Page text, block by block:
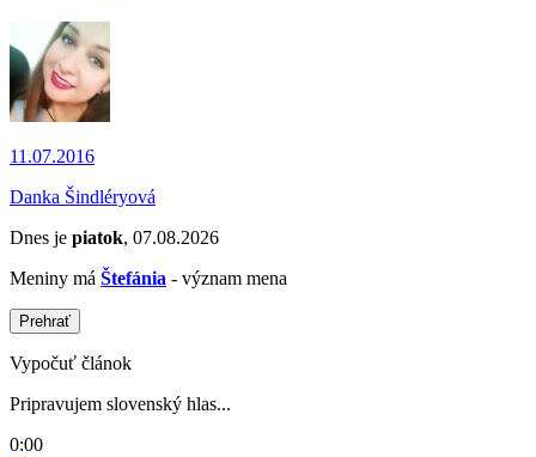
11.07.2016
Danka Šindléryová
Dnes je piatok, 07.08.2026
Meniny má Štefánia - význam mena
Prehrať
Vypočuť článok
Pripravujem slovenský hlas...
0:00